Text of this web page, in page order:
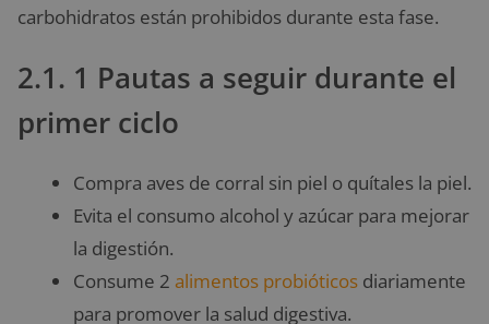
carbohidratos están prohibidos durante esta fase.
2.1. 1 Pautas a seguir durante el
primer ciclo
Compra aves de corral sin piel o quítales la piel.
Evita el consumo alcohol y azúcar para mejorar
la digestión.
Consume 2 alimentos probióticos diariamente
para promover la salud digestiva.